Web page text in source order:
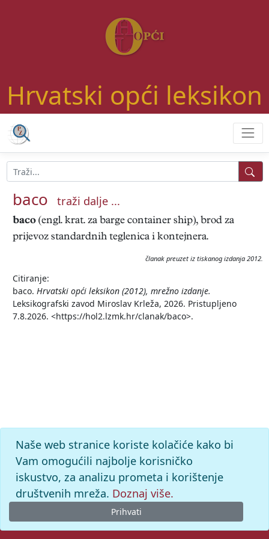
Hrvatski opći leksikon
baco traži dalje ...
baco (engl. krat. za barge container ship), brod za
prijevoz standardnih teglenica i kontejnera.
članak preuzet iz tiskanog izdanja 2012.
Citiranje:
baco. Hrvatski opći leksikon (2012), mrežno izdanje.
Leksikografski zavod Miroslav Krleža, 2026. Pristupljeno
7.8.2026. <https://hol2.lzmk.hr/clanak/baco>.
Naše web stranice koriste kolačiće kako bi
Vam omogućili najbolje korisničko
iskustvo, za analizu prometa i korištenje
društvenih mreža. Doznaj više.
Prihvati
© 2026. -Leksikografski zavodMiroslav Krleža